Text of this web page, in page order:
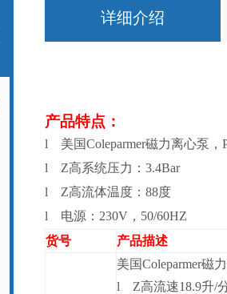
详细介绍
产品特点：
l
美国Coleparmer磁力离心泵
l
Z高系统压力：3.4Bar
l
Z高流体温度：88度
l
电源：230V，50/60HZ
货号
产品描述
美国Coleparmer磁
l
Z高流速18.9升/